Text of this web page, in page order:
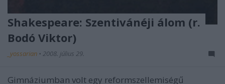
Shakespeare: Szentivánéji álom (r.
Bodó Viktor)
_yossarian • 2008. július 29.
Gimnáziumban volt egy reformszellemiségű